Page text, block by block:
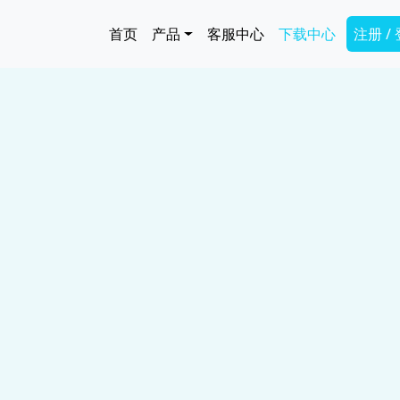
Main navigation
首页 产品 客服中心 下载中心 注册 /